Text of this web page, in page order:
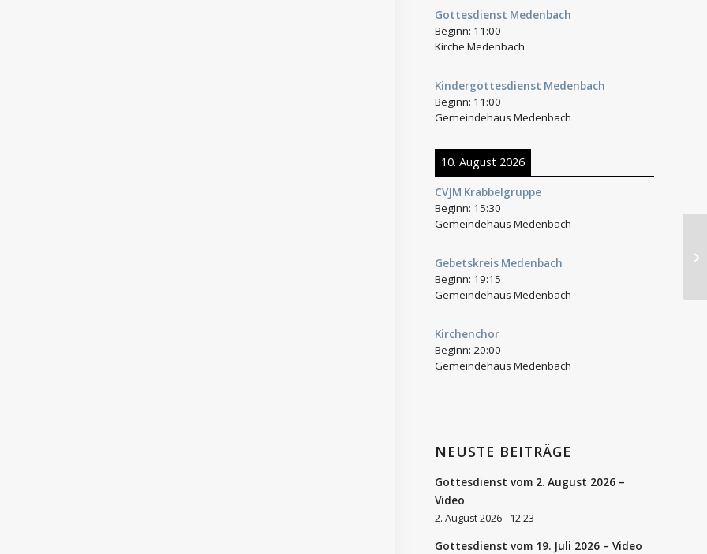
Gottesdienst Medenbach
Beginn: 11:00
Kirche Medenbach
Kindergottesdienst Medenbach
Beginn: 11:00
Gemeindehaus Medenbach
10. August 2026
CVJM Krabbelgruppe
Beginn: 15:30
Gemeindehaus Medenbach
Gebetskreis Medenbach
Beginn: 19:15
Gemeindehaus Medenbach
Kirchenchor
Beginn:20:00
Gemeindehaus Medenbach
NEUSTE BEITRÄGE
Gottesdienst vom 2. August 2026 –
Video
2. August 2026 - 12:23
Gottesdienst vom 19. Juli 2026 – Video